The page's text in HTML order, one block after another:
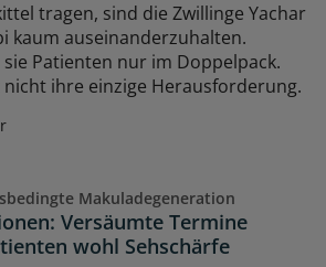
tragen, sind die Zwillinge Yachar
kaum auseinanderzuhalten.
Patienten nur im Doppelpack.
ihre einzige Herausforderung.
Makuladegeneration
Versäumte Termine
wohl Sehschärfe